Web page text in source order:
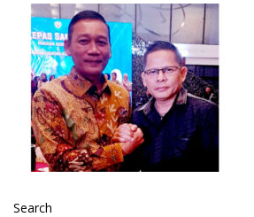
Search